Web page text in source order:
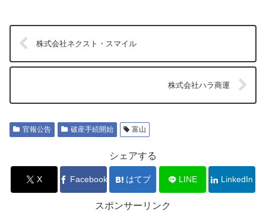
株式会社ネクスト・スマイル
株式会社ハラ商運
官報公告 破産手続開始 富山
シェアする
X Facebook はてブ LINE LinkedIn
スポンサーリンク